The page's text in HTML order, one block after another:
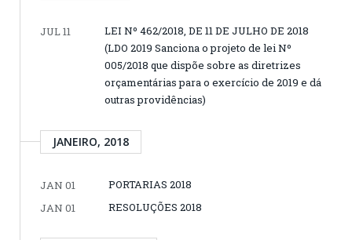
JUL 11
LEI Nº 462/2018, DE 11 DE JULHO DE 2018
(LDO 2019 Sanciona o projeto de lei Nº
005/2018 que dispõe sobre as diretrizes
orçamentárias para o exercício de 2019 e dá
outras providências)
JANEIRO, 2018
JAN 01
PORTARIAS 2018
JAN 01
RESOLUÇÕES 2018